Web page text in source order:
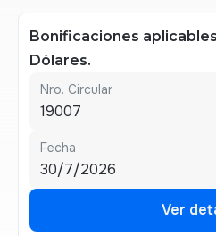
Bonificaciones
Dólares.
Nro. Circular
19007
Fecha
30/7/2026
Ver